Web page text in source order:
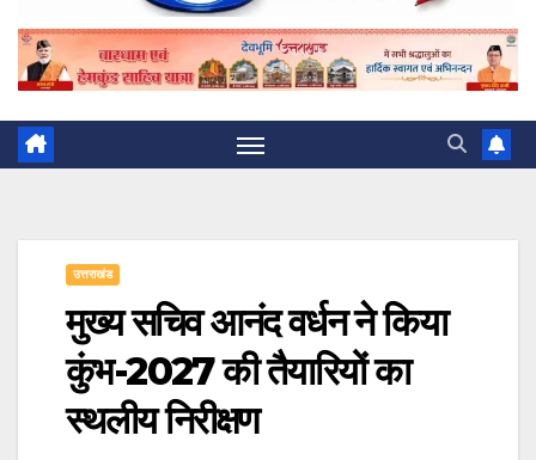
उत्तराखंड
मुख्य सचिव आनंद वर्धन ने किया
कुंभ-2027 की तैयारियों का
स्थलीय निरीक्षण